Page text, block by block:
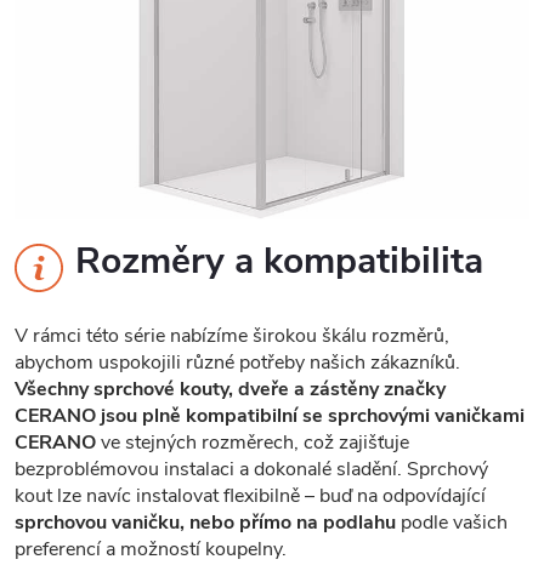
Rozměry a kompatibilita
V rámci této série nabízíme širokou škálu rozměrů,
abychom uspokojili různé potřeby našich zákazníků.
Všechny sprchové kouty, dveře a zástěny značky
CERANO jsou plně kompatibilní se sprchovými vaničkami
CERANOve stejných rozměrech, což zajišťuje
bezproblémovou instalaci a dokonalé sladění. Sprchový
kout lze navíc instalovat flexibilně – buď na odpovídající
sprchovou vaničku, nebo přímo na podlahu podle vašich
preferencí a možností koupelny.